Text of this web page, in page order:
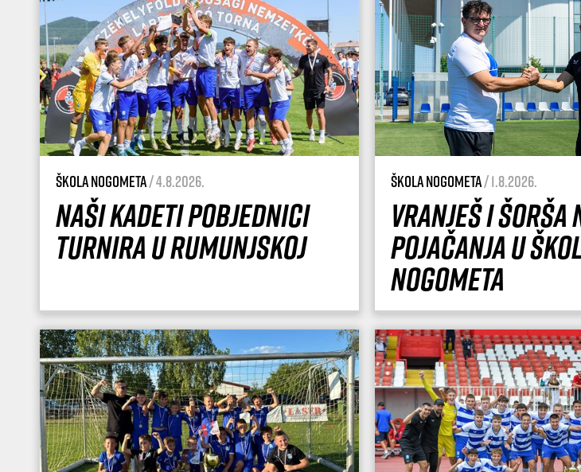
Škola nogometa/ 4.8.2026.
Naši kadeti pobjednici
turnira u Rumunjskoj
Škola nogometa/ 1.8.2026.
Vranješ i Šorša
pojačanja u
nogometa